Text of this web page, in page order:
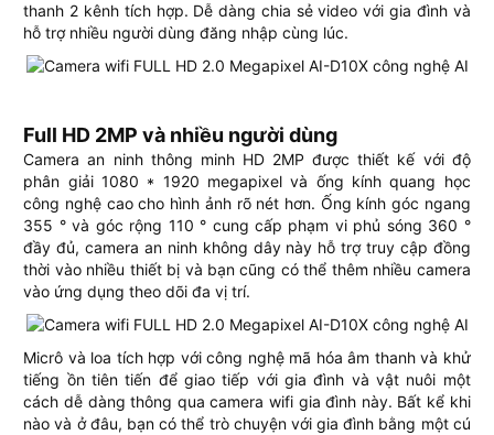
thanh 2 kênh tích hợp. Dễ dàng chia sẻ video với gia đình và
hỗ trợ nhiều người dùng đăng nhập cùng lúc.
Full HD 2MP và nhiều người dùng
Camera an ninh thông minh HD 2MP được thiết kế với độ
phân giải 1080 * 1920 megapixel và ống kính quang học
công nghệ cao cho hình ảnh rõ nét hơn. Ống kính góc ngang
355 ° và góc rộng 110 ° cung cấp phạm vi phủ sóng 360 °
đầy đủ, camera an ninh không dây này hỗ trợ truy cập đồng
thời vào nhiều thiết bị và bạn cũng có thể thêm nhiều camera
vào ứng dụng theo dõi đa vị trí.
Micrô và loa tích hợp với công nghệ mã hóa âm thanh và khử
tiếng ồn tiên tiến để giao tiếp với gia đình và vật nuôi một
cách dễ dàng thông qua camera wifi gia đình này. Bất kể khi
nào và ở đâu, bạn có thể trò chuyện với gia đình bằng một cú